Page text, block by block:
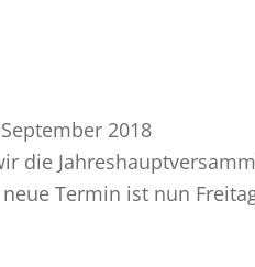
2018
die
Termin ist nun